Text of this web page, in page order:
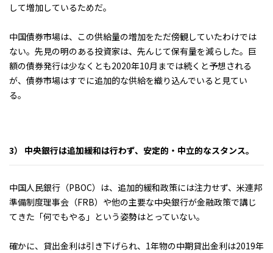
して増加しているためだ。
中国債券市場は、この供給量の増加をただ傍観していたわけでは
ない。先見の明のある投資家は、先んじて保有量を減らした。巨
額の債券発行は少なくとも2020年10月までは続くと予想される
が、債券市場はすでに追加的な供給を織り込んでいると見てい
る。
3） 中央銀行は追加緩和は行わず、安定的・中立的なスタンス。
中国人民銀行（PBOC）は、追加的緩和政策には注力せず、米連邦
準備制度理事会（FRB）や他の主要な中央銀行が金融政策で講じ
てきた「何でもやる」という姿勢はとっていない。
確かに、貸出金利は引き下げられ、1年物の中期貸出金利は2019年